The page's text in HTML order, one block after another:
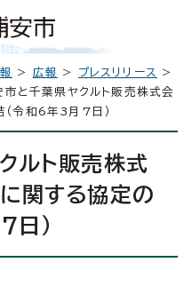
> 広報 > プレスリリース
>
と千葉県ヤクルト販売株式会
令和6年3月7日）
ルト販売株式
関する協定の
日）